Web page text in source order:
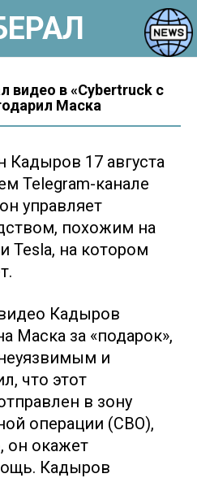
видео в «Cybertruck с
Маска
Кадыров 17 августа
Telegram-канале
управляет
похожим на
Tesla, на котором
Кадыров
Маска за «подарок»,
и
что этот
в зону
операции (СВО),
он окажет
Кадыров